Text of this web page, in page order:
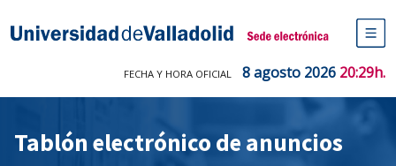
Sede electrónica Universidad de
de
FECHA Y HORA OFICIAL 8 agosto 2026 20:29h.
Tablón electrónico de anuncios